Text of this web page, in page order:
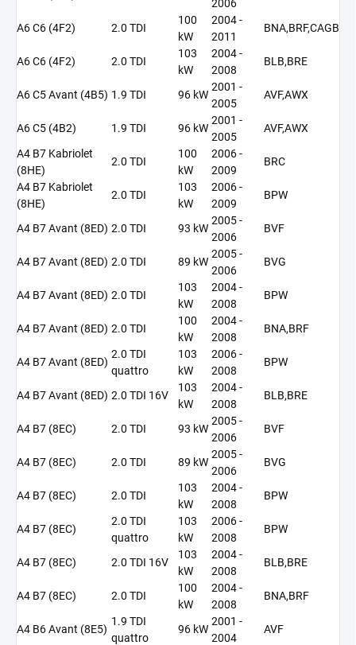
2006
A6 C6 (4F2) 2.0 TDI
100
kW
2004 -
2011
BNA,BRF,CAGB
A6 C6 (4F2) 2.0 TDI
103
kW
2004 -
2008
BLB,BRE
A6 C5 Avant (4B5) 1.9 TDI 96 kW
2001 -
2005
AVF,AWX
A6 C5 (4B2) 1.9 TDI 96 kW
2001 -
2005
AVF,AWX
A4 B7 Kabriolet
(8HE)
2.0 TDI
100
kW
2006 -
2009
BRC
A4 B7 Kabriolet
(8HE)
2.0 TDI
103
kW
2006 -
2009
BPW
A4 B7 Avant (8ED) 2.0 TDI 93 kW
2005 -
2006
BVF
A4 B7 Avant (8ED) 2.0 TDI 89 kW
2005 -
2006
BVG
A4 B7 Avant (8ED) 2.0 TDI
103
kW
2004 -
2008
BPW
A4 B7 Avant (8ED) 2.0 TDI
100
kW
2004 -
2008
BNA,BRF
A4 B7 Avant (8ED)
2.0 TDI
quattro
103
kW
2006 -
2008
BPW
A4 B7 Avant (8ED) 2.0 TDI 16V
103
kW
2004 -
2008
BLB,BRE
A4 B7 (8EC) 2.0 TDI 93 kW
2005 -
2006
BVF
A4 B7 (8EC) 2.0 TDI 89 kW
2005 -
2006
BVG
A4 B7 (8EC) 2.0 TDI
103
kW
2004 -
2008
BPW
A4 B7 (8EC)
2.0 TDI
quattro
103
kW
2006 -
2008
BPW
A4 B7 (8EC) 2.0 TDI 16V
103
kW
2004 -
2008
BLB,BRE
A4 B7 (8EC) 2.0 TDI
100
kW
2004 -
2008
BNA,BRF
A4 B6 Avant (8E5)
1.9 TDI
quattro
96 kW
2001 -
2004
AVF